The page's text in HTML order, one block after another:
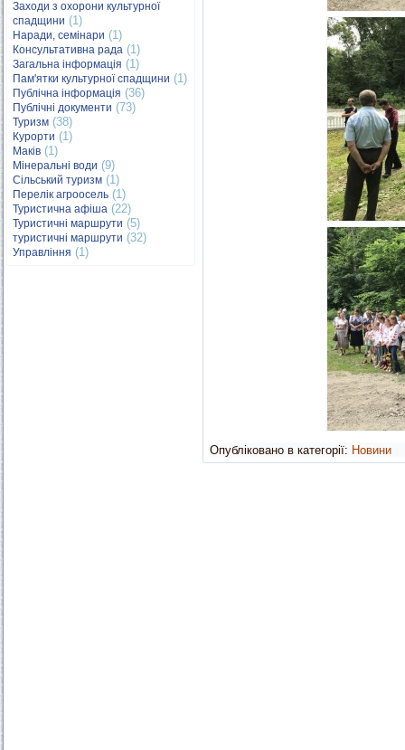
Заходи з охорони культурної
спадщини (1)
Наради, семінари (1)
Консультативна рада (1)
Загальна інформація (1)
Пам'ятки культурної спадщини (1)
Публічна інформація (36)
Публічні документи (73)
Туризм (38)
Курорти (1)
Маків (1)
Мінеральні води (9)
Сільський туризм (1)
Перелік агроосель (1)
Туристична афіша (22)
Туристичні маршрути (5)
туристичні маршрути (32)
Управління (1)
Опубліковано в категорії: Новини